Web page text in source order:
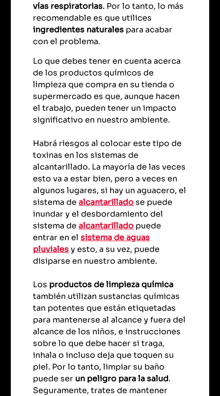
vías respiratorias. Por lo tanto, lo más
recomendable es que utilices
ingredientes naturales para acabar
con el problema.
Lo que debes tener en cuenta acerca
de los productos químicos de
limpieza que compra en su tienda o
supermercado es que, aunque hacen
el trabajo, pueden tener un impacto
significativo en nuestro ambiente.
Habrá riesgos al colocar este tipo de
toxinas en los sistemas de
alcantarillado. La mayoría de las veces
esto va a estar bien, pero a veces en
algunos lugares, si hay un aguacero, el
sistema dealcantarilladose puede
inundar y el desbordamiento del
sistema dealcantarillado puede
entrar en elsistema de aguas
pluvialesy esto, a su vez, puede
disiparse en nuestro ambiente.
Los productos de limpieza química
también utilizan sustancias químicas
tan potentes que están etiquetadas
para mantenerse al alcance y fuera del
alcance de los niños, e instrucciones
sobre lo que debe hacer si traga,
inhala o incluso deja que toquen su
piel. Por lo tanto, limpiar su baño
puede ser un peligro para la salud.
Seguramente, trates de mantener